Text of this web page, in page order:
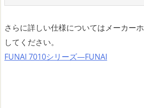
さらに詳しい仕様についてはメーカー
してください。
FUNAI 7010シリーズ―FUNAI